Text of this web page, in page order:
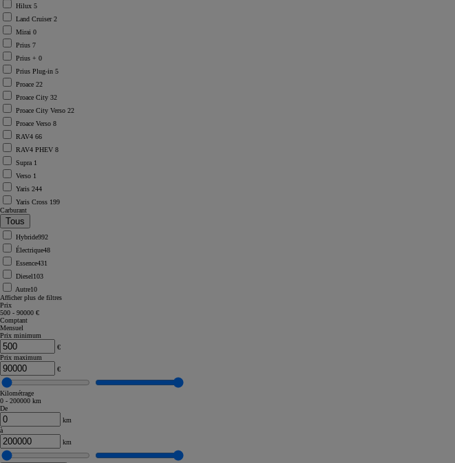
Corolla Touring Sports
Hilux 5
Land Cruiser2
Mirai 0
Prius 7
Prius + 0
Prius Plug-in 5
Proace 22
Proace City 32
Proace City Verso 22
Proace Verso 8
RAV4 66
RAV4 PHEV 8
Supra 1
Verso 1
Yaris 244
Yaris Cross 199
Carburant
Hybride992
Électrique48
Essence431
Diesel103
Autre10
Afficher plus de filtres
Prix
500 - 90000 €
Comptant
Mensuel
Prix minimum
€
Prix maximum
€
Kilométrage
0 - 200000 km
De
km
à
km